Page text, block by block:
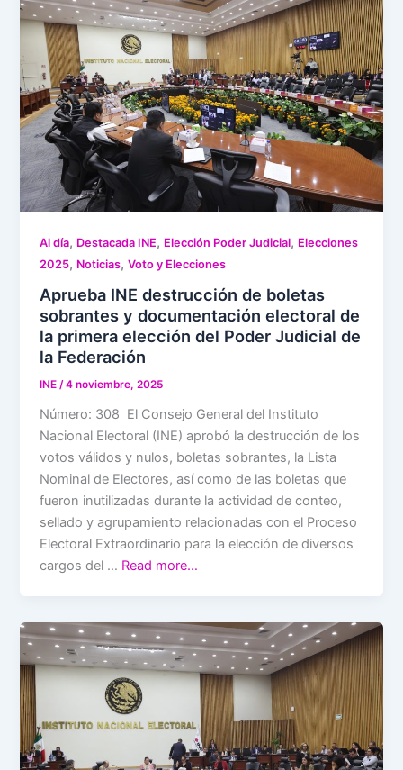
Al día, Destacada INE, Elección Poder Judicial, Elecciones
2025, Noticias,Voto y Elecciones
Aprueba INE destrucción de boletas
sobrantes y documentación electoral de
la primera elección del Poder Judicial de
la Federación
INE/4 noviembre, 2025
Número: 308 El Consejo General del Instituto
Nacional Electoral (INE) aprobó la destrucción de los
votos válidos y nulos, boletas sobrantes, la Lista
Nominal de Electores, así como de las boletas que
fueron inutilizadas durante la actividad de conteo,
sellado y agrupamiento relacionadas con el Proceso
Electoral Extraordinario para la elección de diversos
cargos del … Read more…